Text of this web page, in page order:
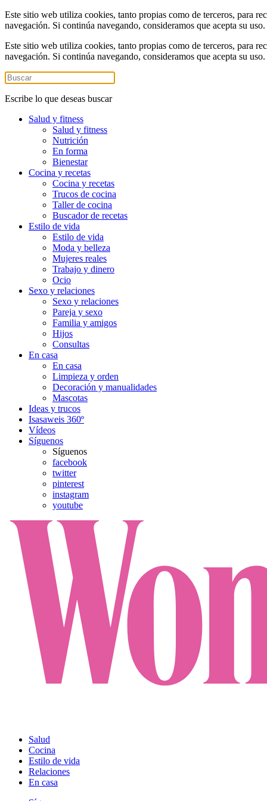
Este sitio web utiliza cookies, tanto propias como de terceros, para
navegación. Si continúa navegando, consideramos que acepta su uso.
Este sitio web utiliza cookies, tanto propias como de terceros, para
navegación. Si continúa navegando, consideramos que acepta su uso.
Escribe lo que deseas buscar
Salud y fitness
Salud y fitness
Nutrición
En forma
Bienestar
Cocina y recetas
Cocina y recetas
Trucos de cocina
Taller de cocina
Buscador de recetas
Estilo de vida
Estilo de vida
Moda y belleza
Mujeres reales
Trabajo y dinero
Ocio
Sexo y relaciones
Sexo y relaciones
Pareja y sexo
Familia y amigos
Hijos
Consultas
En casa
En casa
Limpieza y orden
Decoración y manualidades
Mascotas
Ideas y trucos
Isasaweis 360º
Vídeos
Síguenos
Síguenos
facebook
twitter
pinterest
instagram
youtube
Salud
Cocina
Estilo de vida
Relaciones
En casa